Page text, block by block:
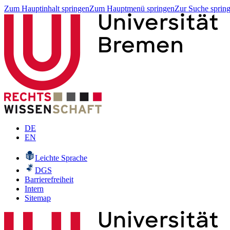
Zum Hauptinhalt springenZum Hauptmenü springenZur Suche
DE
EN
Leichte Sprache
DGS
Barrierefreiheit
Intern
Sitemap